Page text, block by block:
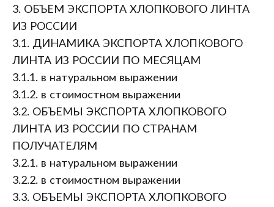
3. ОБЪЕМ ЭКСПОРТА ХЛОПКОВОГО ЛИНТА
ИЗ РОССИИ
3.1. ДИНАМИКА ЭКСПОРТА ХЛОПКОВОГО
ЛИНТА ИЗ РОССИИ ПО МЕСЯЦАМ
3.1.1. в натуральном выражении
3.1.2. в стоимостном выражении
3.2. ОБЪЕМЫ ЭКСПОРТА ХЛОПКОВОГО
ЛИНТА ИЗ РОССИИ ПО СТРАНАМ
ПОЛУЧАТЕЛЯМ
3.2.1. в натуральном выражении
3.2.2. в стоимостном выражении
3.3. ОБЪЕМЫ ЭКСПОРТА ХЛОПКОВОГО